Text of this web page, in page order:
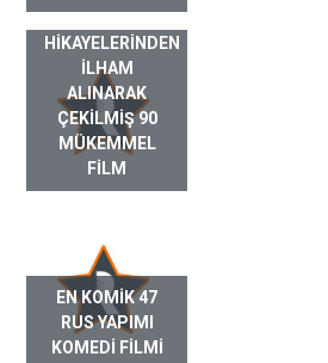
GERÇEK HAYAT
HIKAYELERINDEN
ILHAM
ALINARAK
ÇEKILMIŞ 90
MÜKEMMEL
FILM
EN KOMIK 47
RUS YAPIMI
KOMEDI FILMI